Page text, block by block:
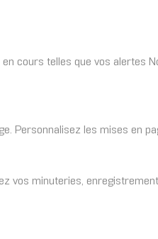
cours telles que vos alertes
Personnalisez les mises en
vos minuteries,